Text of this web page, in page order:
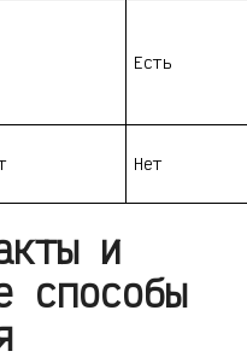
Есть
Нет
и
способы